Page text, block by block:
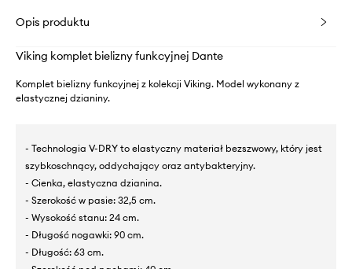
Opis produktu
Viking komplet bielizny funkcyjnej Dante
Komplet bielizny funkcyjnej z kolekcji Viking. Model wykonany z
elastycznej dzianiny.
- Technologia V-DRY to elastyczny materiał bezszwowy, który jest
szybkoschnący, oddychający oraz antybakteryjny.
- Cienka, elastyczna dzianina.
- Szerokość w pasie: 32,5 cm.
- Wysokość stanu: 24 cm.
- Długość nogawki: 90 cm.
- Długość: 63 cm.